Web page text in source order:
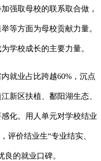
强取母校的联系取合做，
等方面为母校贡献力量。
学校成长的主要力量。
业占比跨越60%，沉点
新区扶植、鄱阳湖生态、
化。用人单元对学校结业
评价结业生“专业结实、
的就业口碑。